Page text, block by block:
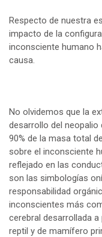
Respecto de nuestra
impacto de la
inconsciente humano
causa.
No olvidemos que la
desarrollo del
90% de la masa total
sobre el inconsciente
reflejado en las
son las simbologías
responsabilidad
inconscientes más
cerebral desarrollada
reptil y de mamífero